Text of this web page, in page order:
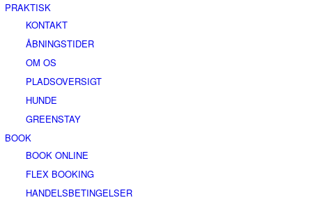
PRAKTISK
KONTAKT
ÅBNINGSTIDER
OM OS
PLADSOVERSIGT
HUNDE
GREENSTAY
BOOK
BOOK ONLINE
FLEX BOOKING
HANDELSBETINGELSER